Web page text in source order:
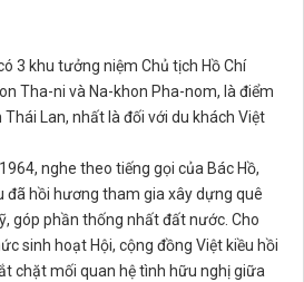
3 khu tưởng niệm Chủ tịch Hồ Chí
Tha-ni và Na-khon Pha-nom, là điểm
Lan, nhất là đối với du khách Việt
nghe theo tiếng gọi của Bác Hồ,
đã hồi hương tham gia xây dựng quê
góp phần thống nhất đất nước. Cho
sinh hoạt Hội, cộng đồng Việt kiều hồi
chặt mối quan hệ tình hữu nghị giữa